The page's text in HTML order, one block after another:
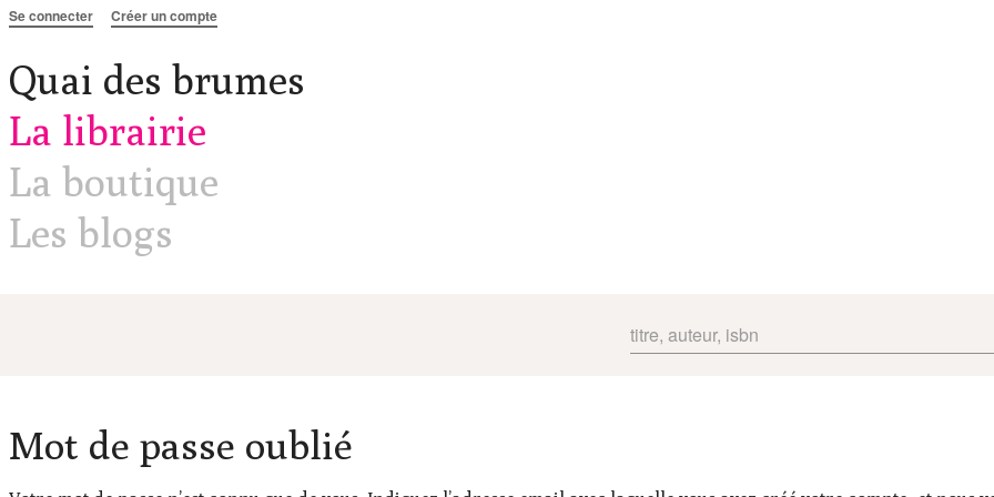
Aller au contenu
Se connecter Créer un compte
La librairie
La boutique
Les blogs
Quai des brumes
Mot de passe oublié